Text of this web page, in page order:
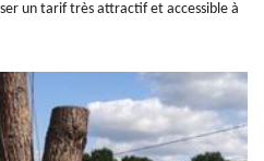
un tarif très attractif et accessible à